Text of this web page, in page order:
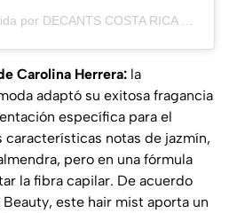
Carolina Herrera: la
adaptó su exitosa fragancia
específica para el
características notas de jazmín,
pero en una fórmula
la fibra capilar. De acuerdo
Beauty, este hair mist aporta un